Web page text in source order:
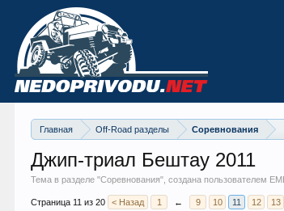
Главная Off-Road разделы Соревнования
Джип-триал Бештау 2011
Тема в разделе "Соревнования", создана пользователем
Страница 11 из 20 < Назад 1 ← 9 10 11 12 13